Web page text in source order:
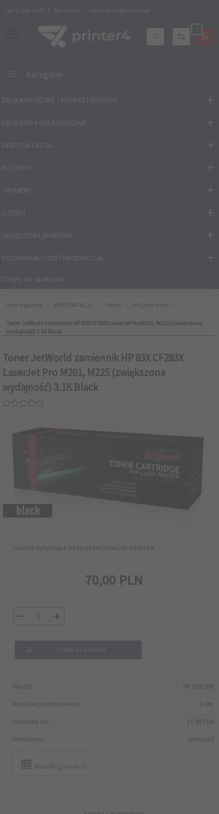
tel. 12 296 40 25 535 444 845 mail: biuro@printer4.pl
Kategorie
DRUKARKI NOWE I POWYSTAWOWE
DRUKARKI POLEASINGOWE
EKSPLOATACJA
PLOTERY
TRYMERY
CZĘŚCI
URZĄDZENIA BIUROWE
POLIGRAFIA I POSTPRODUKCJA
Chipy do drukarek
Strona główna EKSPLOATACJA Tonery HP Laser Mono
Toner JetWorld zamiennik HP 83X CF283X LaserJet Pro M201, M225 (zwiększona
wydajność) 3.1K Black
Toner JetWorld zamiennik HP 83X CF283X
LaserJet Pro M201, M225 (zwiększona
wydajność) 3.1K Black
Zasoby dotyczące bezpieczeństwa i produktów
Model:
JW-H283XN
Realizacja zamówienia:
2 dni
Dostawa od:
13.99 PLN
Producent:
jetworld
Warunki gwarancji
70,00 PLN
Dodaj do koszyka